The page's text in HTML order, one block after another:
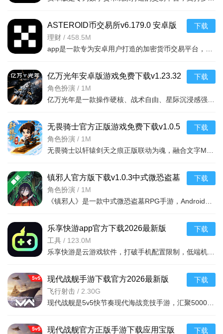
ASTEROID币交易所v6.179.0 安卓版
理财 / 458.5M
下载
亿万光年安卓版游戏免费下载v1.23.32
官方版
角色扮演 / 1M
下载
无畏骑士官方正版游戏免费下载v1.0.5
安卓版
角色扮演 / 1M
下载
镇邪人官方版下载v1.0.3中式微恐盗墓
RPG手游
角色扮演 / 1M
下载
乐享快游app官方下载2026最新版
v7.5.1最新版
工具 / 123.0M
下载
现代战舰手游下载官方2026最新版
v0.106.0.53996安卓版
飞行射击 / 2.30G
下载
现代战舰官方正版手游下载应用宝版 下载